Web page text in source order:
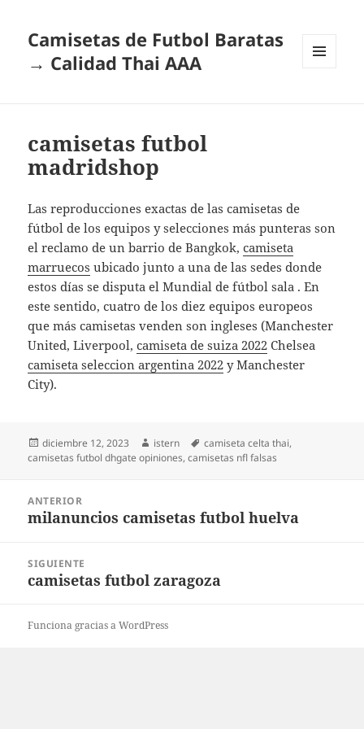
Camisetas de Futbol Baratas
→ Calidad Thai AAA
camisetas futbol
madridshop
Las reproducciones exactas de las camisetas de
fútbol de los equipos y selecciones más punteras son
el reclamo de un barrio de Bangkok,camiseta
marruecos ubicado junto a una de las sedes donde
estos días se disputa el Mundial de fútbol sala . En
este sentido, cuatro de los diez equipos europeos
que más camisetas venden son ingleses (Manchester
United, Liverpool,camiseta de suiza 2022 Chelsea
camiseta seleccion argentina 2022 y Manchester
City).
Publicado
el
diciembre 12, 2023 Autor
istern Etiquetas
camiseta celta thai,
camisetas futbol dhgate opiniones,camisetas nfl falsas
entradas
ANTERIOR
Entrada
milanuncios camisetas futbol huelva
SIGUIENTE
Entrada
camisetas futbol zaragoza
Funciona gracias a WordPress